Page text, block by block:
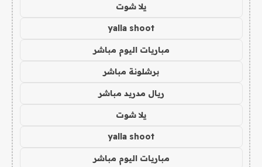
يلا شوت
yalla shoot
مباريات اليوم مباشر
برشلونة مباشر
ريال مدريد مباشر
يلا شوت
yalla shoot
مباريات اليوم مباشر